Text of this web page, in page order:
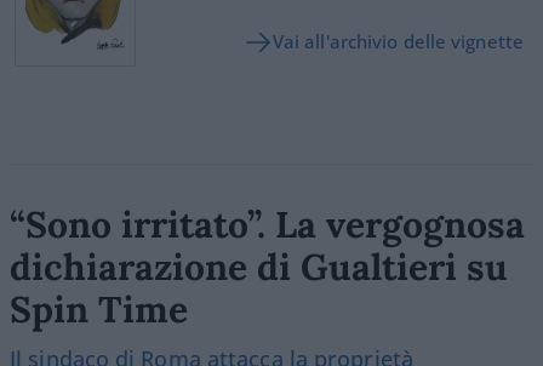
Vai all'archivio delle vignette
“Sono irritato”. La vergognosa
dichiarazione di Gualtieri su
Spin Time
Il sindaco di Roma attacca la proprietà